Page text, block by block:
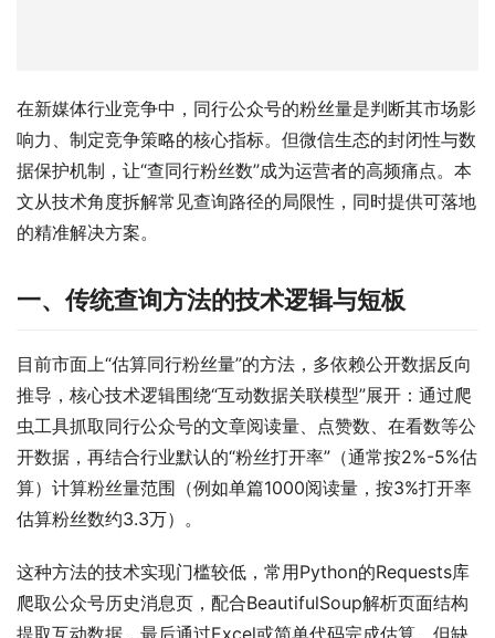
在新媒体行业竞争中，同行公众号的粉丝量是判断其市场影
响力、制定竞争策略的核心指标。但微信生态的封闭性与数
据保护机制，让“查同行粉丝数”成为运营者的高频痛点。本
文从技术角度拆解常见查询路径的局限性，同时提供可落地
的精准解决方案。
一、传统查询方法的技术逻辑与短板
目前市面上“估算同行粉丝量”的方法，多依赖公开数据反向
推导，核心技术逻辑围绕“互动数据关联模型”展开：通过爬
虫工具抓取同行公众号的文章阅读量、点赞数、在看数等公
开数据，再结合行业默认的“粉丝打开率”（通常按2%-5%估
算）计算粉丝量范围（例如单篇1000阅读量，按3%打开率
估算粉丝数约3.3万）。
这种方法的技术实现门槛较低，常用Python的Requests库
爬取公众号历史消息页，配合BeautifulSoup解析页面结构